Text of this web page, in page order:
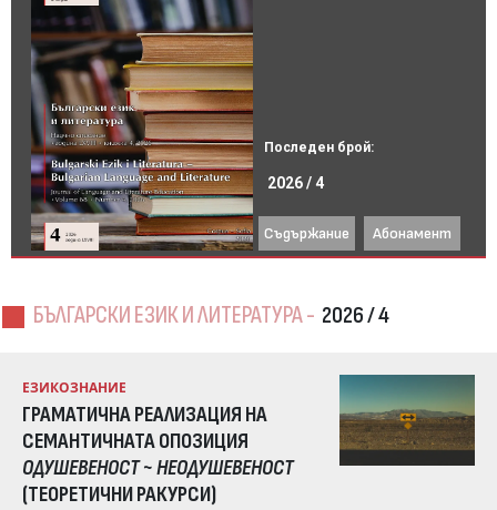
Последен брой:
2026 / 4
Съдържание Абонамент
БЪЛГАРСКИ ЕЗИК И ЛИТЕРАТУРА - 2026 / 4
ЕЗИКОЗНАНИЕ
ГРАМАТИЧНА РЕАЛИЗАЦИЯ НА
СЕМАНТИЧНАТА ОПОЗИЦИЯ
ОДУШЕВЕНОСТ ~ НЕОДУШЕВЕНОСТ
(ТЕОРЕТИЧНИ РАКУРСИ)